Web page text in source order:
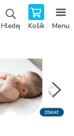
Hledej Košík Menu